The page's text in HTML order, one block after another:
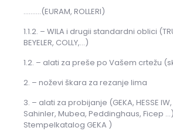
……….(EURAM, ROLLERI)
1.1.2. – WILA i drugii standardni oblici
BEYELER, COLLY,…)
1.2. – alati za preše po Vašem crtežu
2. – noževi škara za rezanje lima
3. – alati za probijanje (GEKA, HESSE IW,
Sahinler, Mubea, Peddinghaus, Ficep
Stempelkatalog GEKA )